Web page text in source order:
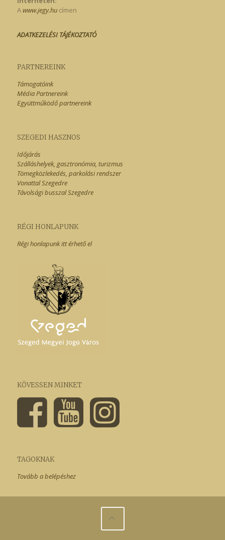
Awww.jegy.hucímen
ADATKEZELÉSI TÁJÉKOZTATÓ
PARTNEREINK
Támogatóink
Média Partnereink
Együttműködő partnereink
SZEGEDI HASZNOS
Időjárás
Szálláshelyek, gasztronómia, turizmus
Tömegközlekedés, parkolási rendszer
Vonattal Szegedre
Távolsági busszal Szegedre
RÉGI HONLAPUNK
Régi honlapunk itt érhető el
KÖVESSEN MINKET
TAGOKNAK
Tovább a belépéshez